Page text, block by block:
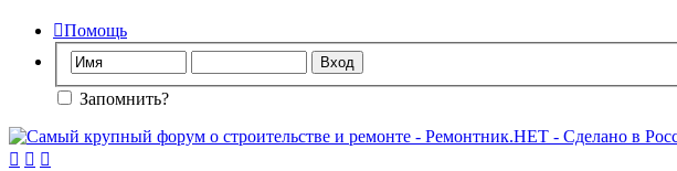
Помощь
Запомнить?
  